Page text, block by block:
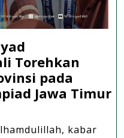
Torehkan
pada
Jawa Timur
kabar